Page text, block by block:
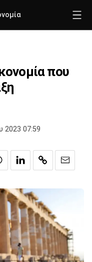
που
2023 07:59